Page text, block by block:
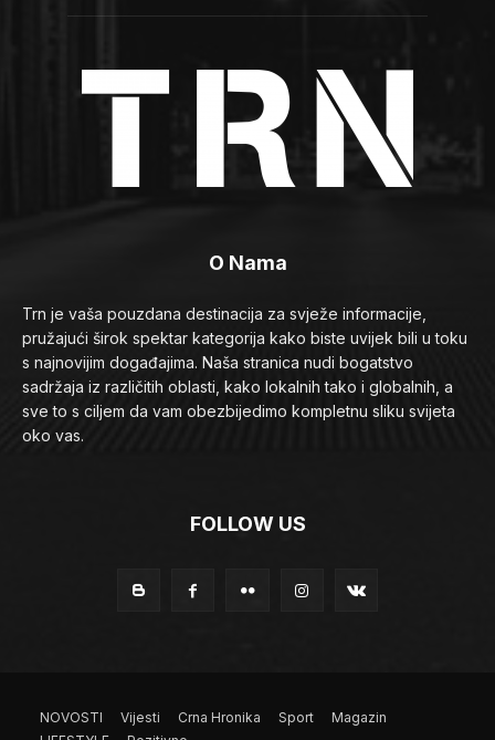
O Nama
Trn je vaša pouzdana destinacija za svježe informacije,
pružajući širok spektar kategorija kako biste uvijek bili u toku
s najnovijim događajima. Naša stranica nudi bogatstvo
sadržaja iz različitih oblasti, kako lokalnih tako i globalnih, a
sve to s ciljem da vam obezbijedimo kompletnu sliku svijeta
oko vas.
FOLLOW US
NOVOSTI Vijesti Crna Hronika Sport
Magazin